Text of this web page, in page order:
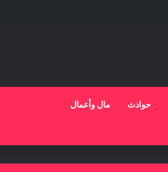
حوادث مال وأعمال